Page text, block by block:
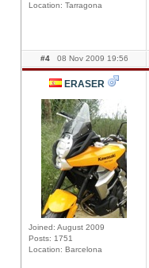
Location: Tarragona
#4 08 Nov 2009 19:56
ERASER
Joined: August 2009
Posts: 1751
Location: Barcelona